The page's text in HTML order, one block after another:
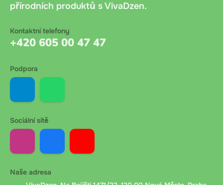
přírodních produktů s VivaDzen.
Kontaktní telefony
+420 605 00 47 47
Podpora
Sociální sítě
Naše adresa